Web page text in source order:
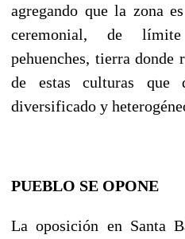
agregando que la zona
ceremonial, de
pehuenches, tierra donde
de estas culturas que
diversificado y
PUEBLO SE OPONE
La oposición en Santa